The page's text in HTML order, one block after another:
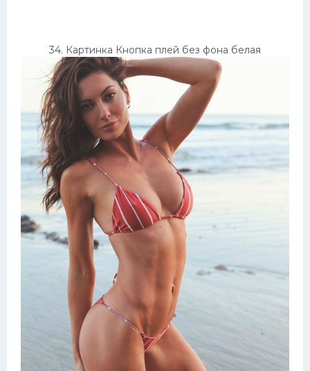
34. Картинка Кнопка плей без фона белая